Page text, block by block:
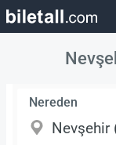
Nereden